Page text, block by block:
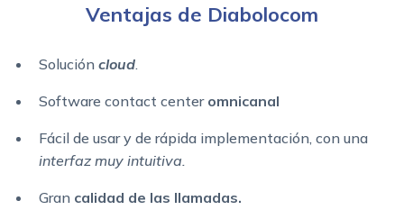
Ventajas de Diabolocom
Solución cloud
Software contact center omnicanal
Fácil de usar y de rápida implementación, con una
interfaz muy intuitiva.
Gran calidad de las llamadas.